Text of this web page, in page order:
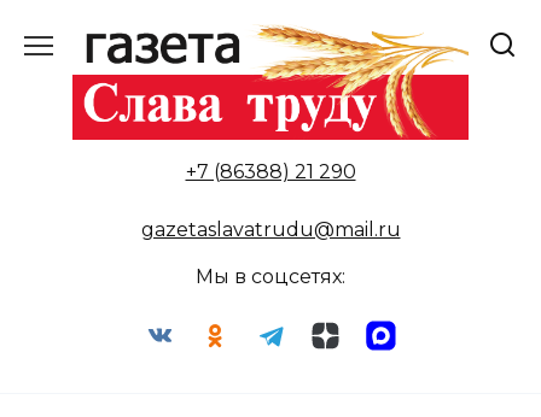
содержанию
+7 (86388) 21 290
gazetaslavatrudu@mail.ru
Мы в соцсетях: